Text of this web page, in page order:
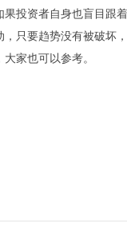
投资者自身也盲目跟
只要趋势没有被破坏
家也可以参考。